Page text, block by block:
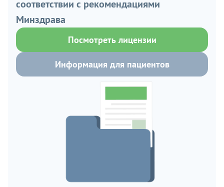
соответствии с рекомендациями
Минздрава
Посмотреть лицензии
Информация для пациентов